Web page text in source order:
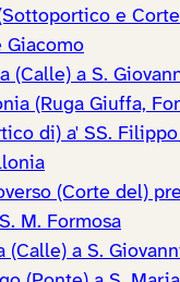
e
Giacomo
(Calle) a S.
(Ruga Giuffa,
di) a' SS.
(Corte del)
M. Formosa
(Calle) a S.